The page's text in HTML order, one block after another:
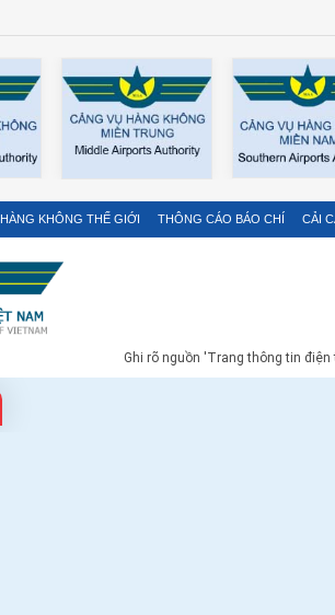
HÀNG KHÔNG THẾ GIỚI THÔNG CÁO BÁO CHÍ CẢI
Ghi rõ nguồn 'Trang thông tin